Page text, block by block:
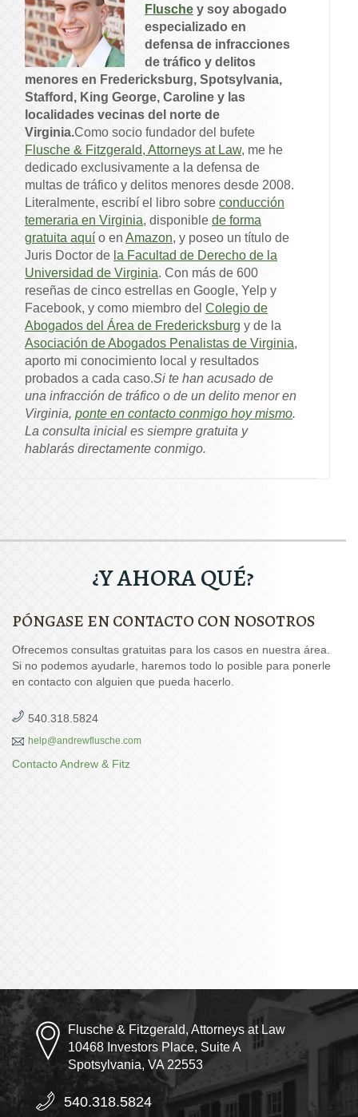
Flusche y soy abogado
especializado en
defensa de infracciones
de tráfico y delitos
menores en Fredericksburg, Spotsylvania,
Stafford, King George, Caroline y las
localidades vecinas del norte de
Virginia.Como socio fundador del bufete
Flusche & Fitzgerald, Attorneys at Law, me he
dedicado exclusivamente a la defensa de
multas de tráfico y delitos menores desde 2008.
Literalmente, escribí el libro sobre conducción
temeraria en Virginia, disponible de forma
gratuita aquí o en Amazon, y poseo un título de
Juris Doctor de la Facultad de Derecho de la
Universidad de Virginia. Con más de 600
reseñas de cinco estrellas en Google, Yelp y
Facebook, y como miembro del Colegio de
Abogados del Área de Fredericksburg y de la
Asociación de Abogados Penalistas de Virginia,
aporto mi conocimiento local y resultados
probados a cada caso.Si te han acusado de
una infracción de tráfico o de un delito menor en
Virginia, ponte en contacto conmigo hoy mismo.
La consulta inicial es siempre gratuita y
hablarás directamente conmigo.
¿Y AHORA QUÉ?
PÓNGASE EN CONTACTO CON NOSOTROS
Ofrecemos consultas gratuitas para los casos en nuestra área.
Si no podemos ayudarle, haremos todo lo posible para ponerle
en contacto con alguien que pueda hacerlo.
540.318.5824
help@andrewflusche.com
Contacto Andrew & Fitz
Flusche & Fitzgerald, Attorneys at Law
10468 Investors Place, Suite A
Spotsylvania, VA 22553
540.318.5824